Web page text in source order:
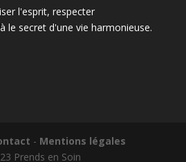
l'esprit, respecter
le secret d'une vie harmonieuse.
- Mentions légales
Prends en Soin